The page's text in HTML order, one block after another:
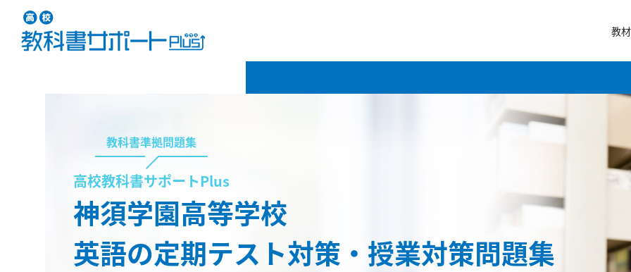
教
教科書準拠問題集
高校教科書サポートPlus
神須学園高等学校
英語の定期テスト対策・授業対策問題集